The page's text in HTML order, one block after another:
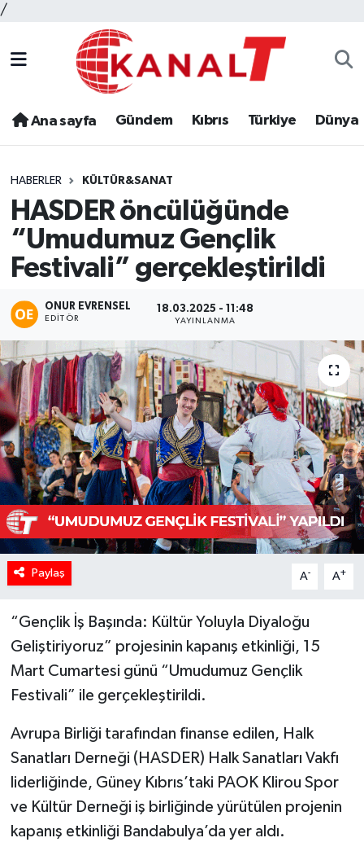
/
Ana sayfa Gündem Kıbrıs Türkiye Dünya
HABERLER KÜLTÜR&SANAT
HASDER öncülüğünde
“Umudumuz Gençlik
Festivali” gerçekleştirildi
ONUR EVRENSEL
EDITÖR
18.03.2025 - 11:48
YAYINLANMA
Paylaş A- A+
“Gençlik İş Başında: Kültür Yoluyla Diyaloğu
Geliştiriyoruz” projesinin kapanış etkinliği, 15
Mart Cumartesi günü “Umudumuz Gençlik
Festivali” ile gerçekleştirildi.
Avrupa Birliği tarafından finanse edilen, Halk
Sanatları Derneği (HASDER) Halk Sanatları Vakfı
liderliğinde, Güney Kıbrıs’taki PAOK Klirou Spor
ve Kültür Derneği iş birliğinde yürütülen projenin
kapanış etkinliği Bandabulya’da yer aldı.